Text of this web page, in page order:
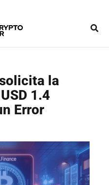
la
1.4
Error